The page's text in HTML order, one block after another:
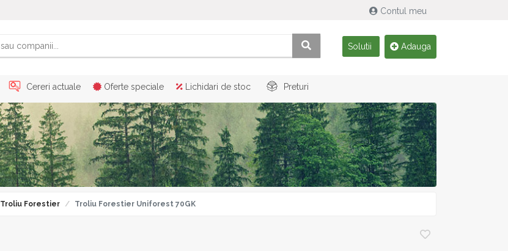
Contul meu
Solutii Adauga
Cereri actuale Oferte speciale Lichidari de stoc Preturi
Troliu Forestier Troliu Forestier Uniforest 70GK